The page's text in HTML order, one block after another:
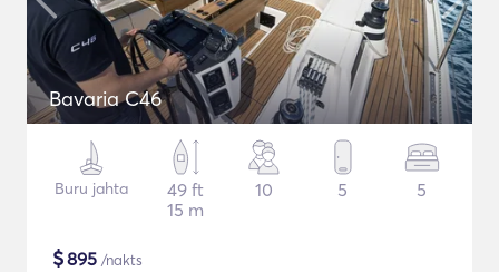
Bavaria C46
Buru jahta
49 ft
15 m
10 5 5
$895 /nakts